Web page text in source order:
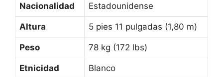
Nacionalidad Estadounidense
Altura 5 pies 11 pulgadas (1,80 m)
Peso 78 kg (172 lbs)
Etnicidad Blanco